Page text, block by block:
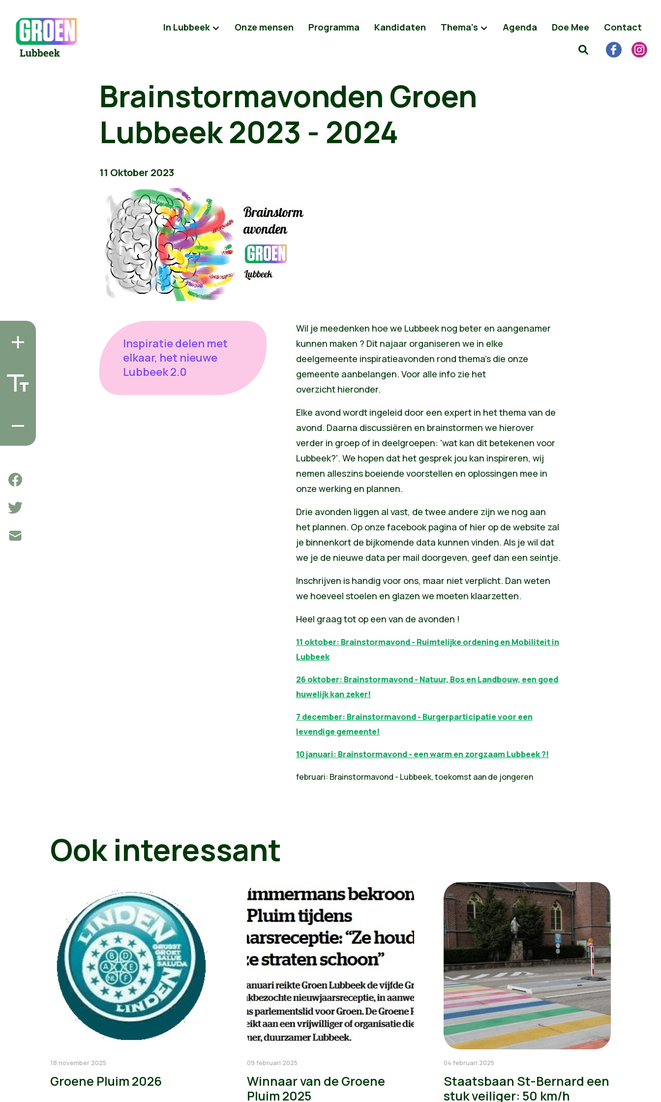
In Lubbeek Onze mensen Programma Kandidaten Thema's Agenda Doe Mee Contact
Brainstormavonden Groen
Lubbeek 2023 - 2024
11 Oktober 2023
Inspiratie delen met
elkaar, het nieuwe
Lubbeek 2.0
Wil je meedenken hoe we Lubbeek nog beter en aangenamer
kunnen maken ? Dit najaar organiseren we in elke
deelgemeente inspiratieavonden rond thema’s die onze
gemeente aanbelangen. Voor alle info zie het
overzichthieronder.
Elke avond wordt ingeleid door een expert in het thema van de
avond. Daarna discussiëren en brainstormen we hierover
verder in groep of in deelgroepen: 'wat kan dit betekenen voor
Lubbeek?'. We hopen dat het gesprek jou kan inspireren, wij
nemen alleszins boeiende voorstellen en oplossingen mee in
onze werking en plannen.
Drie avonden liggen al vast, de twee andere zijn we nog aan
het plannen. Op onze facebook pagina of hier op de website zal
je binnenkort de bijkomende data kunnen vinden. Als je wil dat
we je de nieuwe data per mail doorgeven, geef dan een seintje.
Inschrijven is handig voor ons, maar niet verplicht. Dan weten
we hoeveel stoelen en glazen we moeten klaarzetten.
Heel graag tot op een van de avonden !
11 oktober: Brainstormavond - Ruimtelijke ordening en Mobiliteit in
Lubbeek
26 oktober: Brainstormavond - Natuur, Bos en Landbouw, een goed
huwelijk kan zeker!
7 december: Brainstormavond - Burgerparticipatie voor een
levendige gemeente!
10 januari: Brainstormavond - een warm en zorgzaam Lubbeek ?!
februari: Brainstormavond - Lubbeek, toekomst aan de jongeren
Ook interessant
18 november 2025
Groene Pluim 2026
09 februari 2025
Winnaar van de Groene
Pluim 2025
04 februari 2025
Staatsbaan St-Bernard een
stuk veiliger: 50 km/h